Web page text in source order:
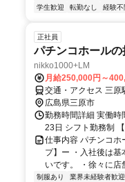
学生歓迎
転勤なし 経験不
正社員
パチンコホール
nikko1000+LM
月給250,000円～
交通・アクセス 三原
広島県三原市
勤務時間詳細 実働
23日 シフト勤務制
仕事内容 パチンコホ
プ】ー ・入社後は
いです。 ・徐々に店
制服あり 業界未経験者歓迎